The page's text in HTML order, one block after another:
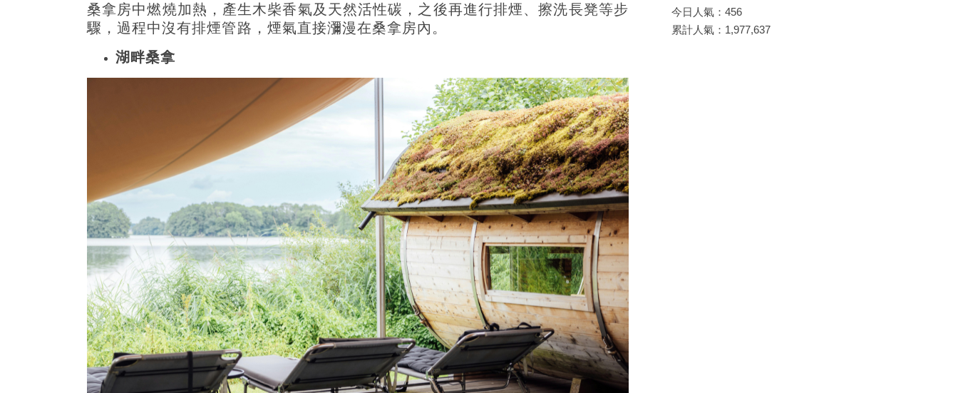
桑拿房中燃燒加熱，產生木柴香氣及天然活性碳，之後再進行排煙、擦洗長凳等步
驟，過程中沒有排煙管路，煙氣直接瀰漫在桑拿房內。
湖畔桑拿
今日人氣： 456
累計人氣： 1,977,637